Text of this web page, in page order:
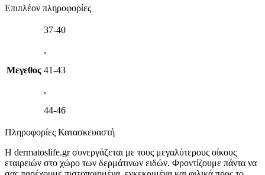
Επιπλέον πληροφορίες
Μεγεθος
37-40
,
41-43
,
44-46
Πληροφορίες Κατασκευαστή
Η dermatoslife.gr συνεργάζεται με τους μεγαλύτερους οίκους
εταιρειών στο χώρο των δερμάτινων ειδών. Φροντίζουμε πάντα να